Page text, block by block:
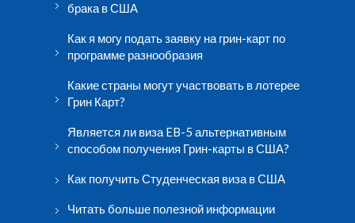
брака в США
Как я могу подать заявку на грин-карт по
программе разнообразия
Какие страны могут участвовать в лотерее
Грин Карт?
Является ли виза EB-5 альтернативным
способом получения Грин-карты в США?
Как получить Студенческая виза в США
Читать больше полезной информации